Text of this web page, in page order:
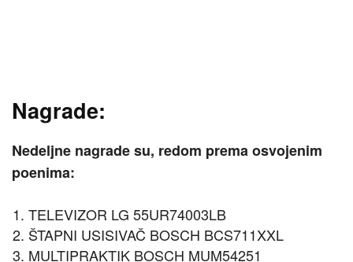
Nagrade:
Nedeljne nagrade su, redom prema osvojenim
poenima:
TELEVIZOR LG 55UR74003LB
ŠTAPNI USISIVAČ BOSCH BCS711XXL
MULTIPRAKTIK BOSCH MUM54251